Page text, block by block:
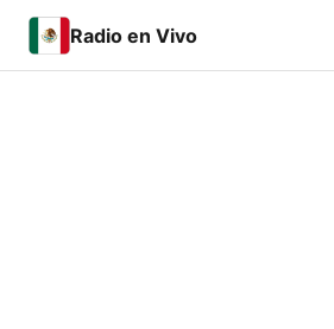
Radio en Vivo